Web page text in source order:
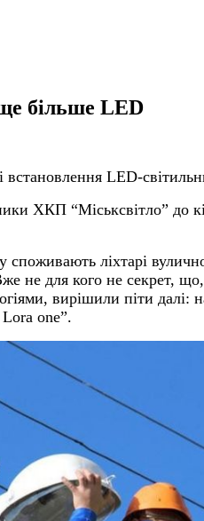
більше LED
LED-
ХКП “Міськсвітло” до
споживають ліхтарі
не для кого не секрет,
вирішили піти далі:
one”.